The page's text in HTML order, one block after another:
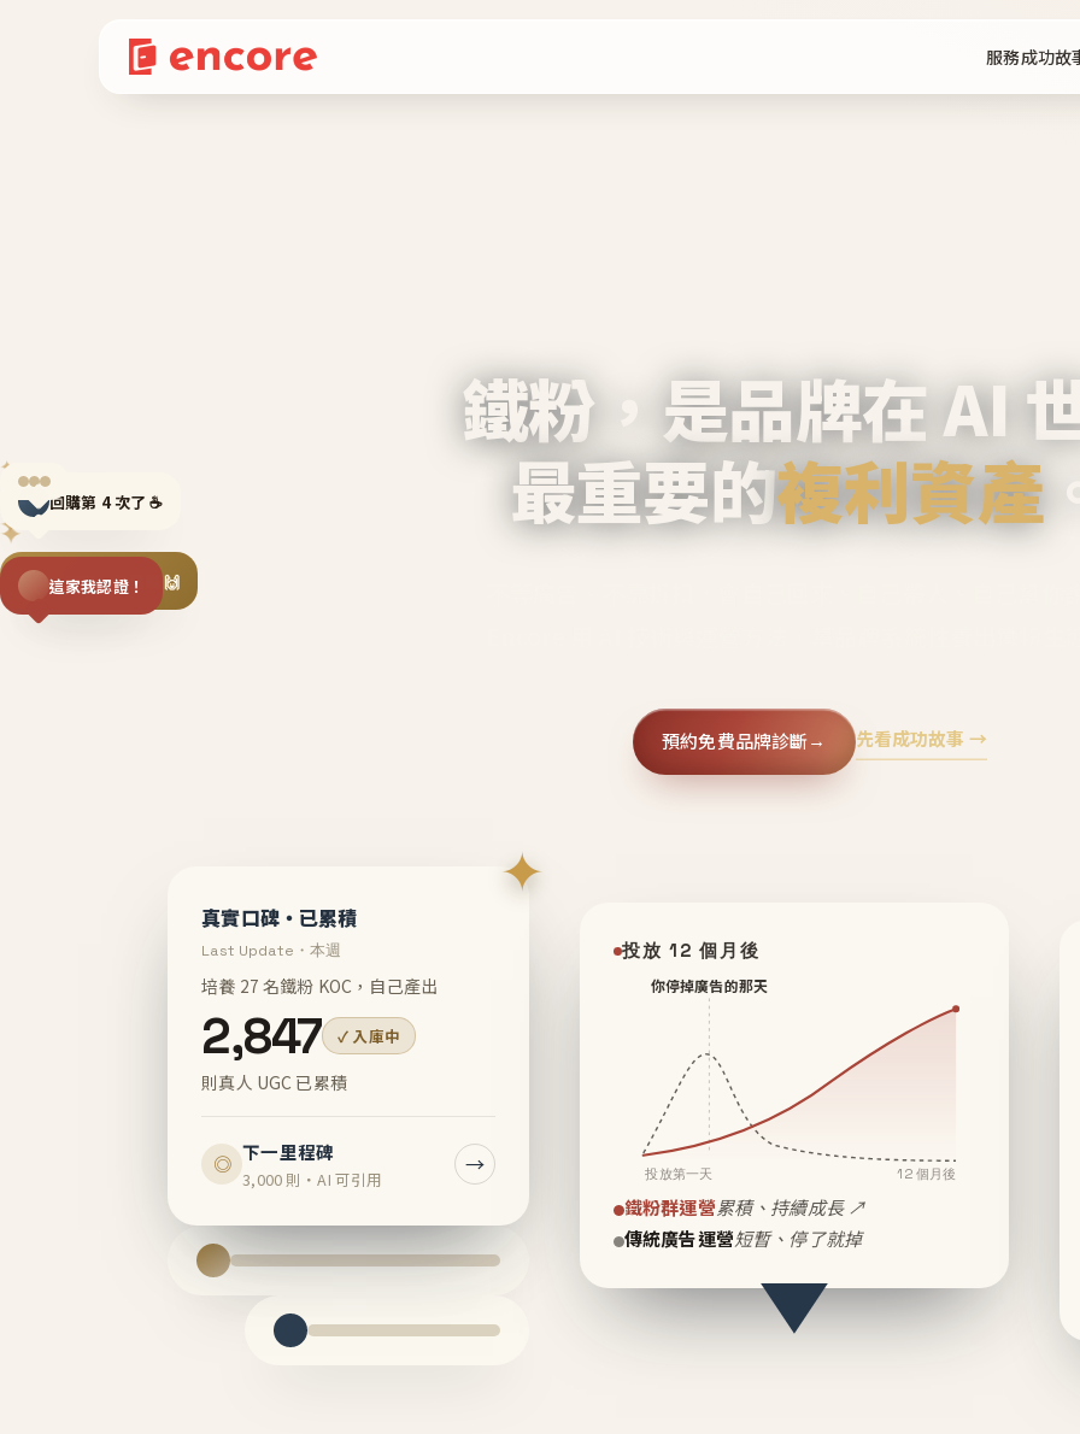
服務成功故
✦
✦
✦
回購第 4 次了 ☕
揪同事一起團購 🙌
這家我認證！
鐵粉，是品牌在 AI
最重要的複利資產
預約免費品牌診斷→ 先看成功故事 →
✦
真實口碑・已累積
Last Update・本週
培養 27 名鐵粉 KOC，自己產出
2,847 ✓ 入庫中
則真人 UGC 已累積
◎ 下一里程碑
3,000 則・AI 可引用
→
投放 12 個月後
你停掉廣告的那天
投放第一天 12 個月後
鐵粉群運營累積、持續成長 ↗
傳統廣告運營短暫、停了就掉